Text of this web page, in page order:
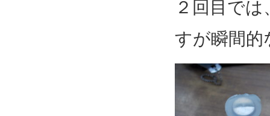
２回目で
すが瞬間的